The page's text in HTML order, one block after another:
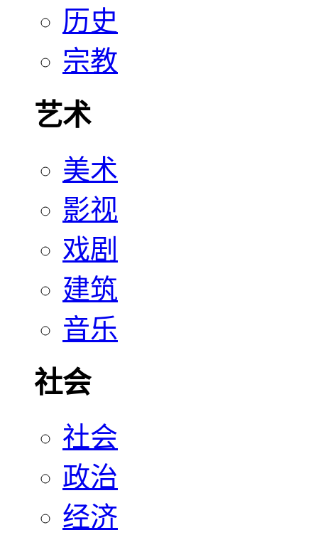
历史
宗教
艺术
美术
影视
戏剧
建筑
音乐
社会
社会
政治
经济